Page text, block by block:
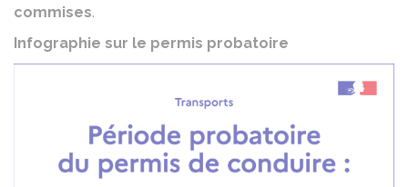
commises.
Infographie sur le permis probatoire